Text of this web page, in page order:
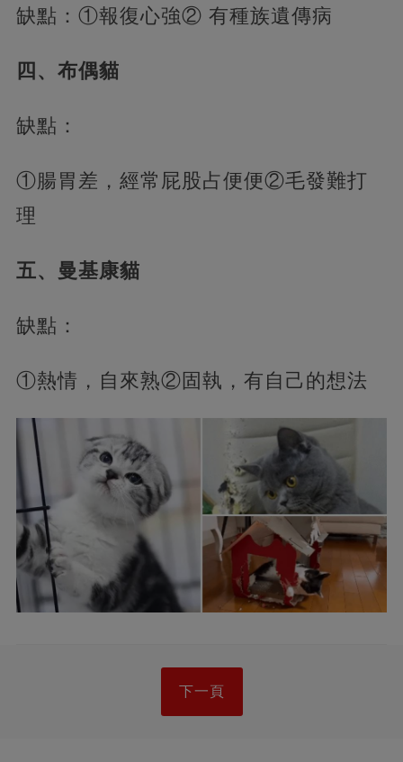
缺點：①報復心強② 有種族遺傳病
四、布偶貓
缺點：
①腸胃差，經常屁股占便便②毛發難打
理
五、曼基康貓
缺點：
①熱情，自來熟②固執，有自己的想法
下一頁